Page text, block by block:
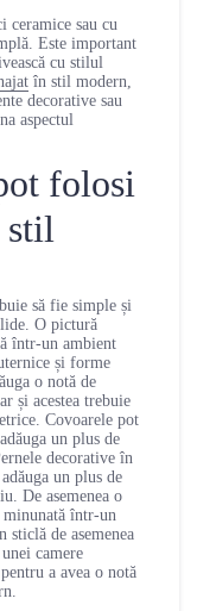
ceramice sau cu
Este important
cu stilul
în stil modern,
decorative sau
aspectul
folosi
stil
să fie simple și
O pictură
într-un ambient
și forme
o notă de
și acestea trebuie
Covoarele pot
un plus de
decorative în
un plus de
De asemenea o
minunată într-un
sticlă de asemenea
camere
a avea o notă